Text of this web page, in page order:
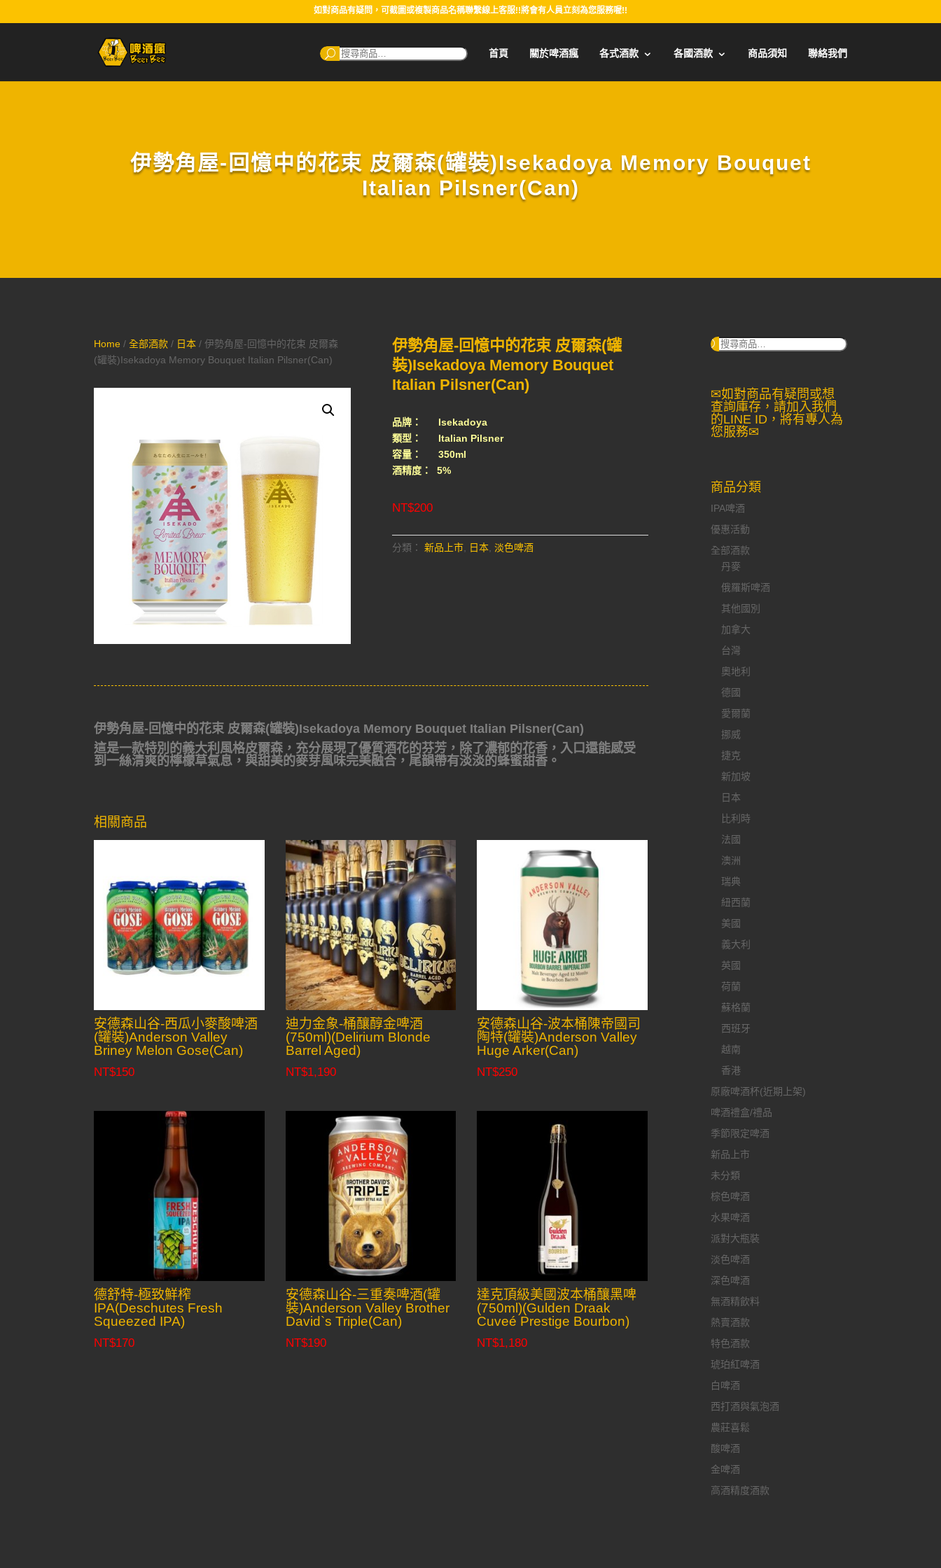
如對商品有疑問，可截圖或複製商品名稱聯繫線上客服!!將會有人員立刻為您服務喔!!
搜
尋：
首頁 關於啤酒瘋 各式酒款 各國酒款 商品須知 聯絡我們
伊勢角屋-回憶中的花束 皮爾森(罐裝)Isekadoya Memory Bouquet
Italian Pilsner(Can)
Home /全部酒款 / 日本 / 伊勢角屋-回憶中的花束 皮爾森
(罐裝)Isekadoya Memory Bouquet Italian Pilsner(Can)
伊勢角屋-回憶中的花束 皮爾森(罐
裝)Isekadoya Memory Bouquet
Italian Pilsner(Can)
品牌： Isekadoya
類型： Italian Pilsner
容量： 350ml
酒精度： 5%
NT$200
分類： 新品上市, 日本, 淡色啤酒
伊勢角屋-回憶中的花束 皮爾森(罐裝)Isekadoya Memory Bouquet Italian Pilsner(Can)
這是一款特別的義大利風格皮爾森，充分展現了優質酒花的芬芳，除了濃郁的花香，入口還能感受
到一絲清爽的檸檬草氣息，與甜美的麥芽風味完美融合，尾韻帶有淡淡的蜂蜜甜香。
相關商品
安德森山谷-西瓜小麥酸啤酒
(罐裝)Anderson Valley
Briney Melon Gose(Can)
NT$150
迪力金象-桶釀醇金啤酒
(750ml)(Delirium Blonde
Barrel Aged)
NT$1,190
安德森山谷-波本桶陳帝國司
陶特(罐裝)Anderson Valley
Huge Arker(Can)
NT$250
德舒特-極致鮮榨
IPA(Deschutes Fresh
Squeezed IPA)
NT$170
安德森山谷-三重奏啤酒(罐
裝)Anderson Valley Brother
David`s Triple(Can)
NT$190
達克頂級美國波本桶釀黑啤
(750ml)(Gulden Draak
Cuveé Prestige Bourbon)
NT$1,180
搜
✉如對商品有疑問或想
查詢庫存，請加入我們
的LINE ID，將有專人為
您服務✉
商品分類
IPA啤酒
優惠活動
全部酒款
丹麥
俄羅斯啤酒
其他國別
加拿大
台灣
奧地利
德國
愛爾蘭
挪威
捷克
新加坡
日本
比利時
法國
澳洲
瑞典
紐西蘭
美國
義大利
英國
荷蘭
蘇格蘭
西班牙
越南
香港
原廠啤酒杯(近期上架)
啤酒禮盒/禮品
季節限定啤酒
新品上市
未分類
棕色啤酒
水果啤酒
派對大瓶裝
淡色啤酒
深色啤酒
無酒精飲料
熱賣酒款
特色酒款
琥珀紅啤酒
白啤酒
西打酒與氣泡酒
農莊喜鬆
酸啤酒
金啤酒
高酒精度酒款